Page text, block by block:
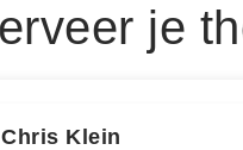
je
Chris Klein